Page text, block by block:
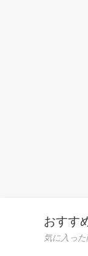
おすす
気に入っ